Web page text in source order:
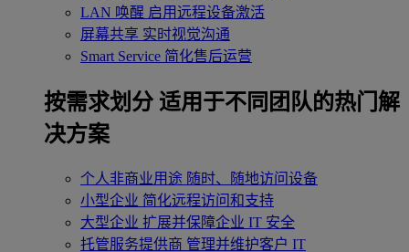
LAN 唤醒 启用远程设备激活
屏幕共享 实时视觉沟通
Smart Service 简化售后运营
按需求划分 适用于不同团队的热门解
决方案
个人非商业用途 随时、随地访问设备
小型企业 简化远程访问和支持
大型企业 扩展并保障企业 IT 安全
托管服务提供商 管理并维护客户 IT